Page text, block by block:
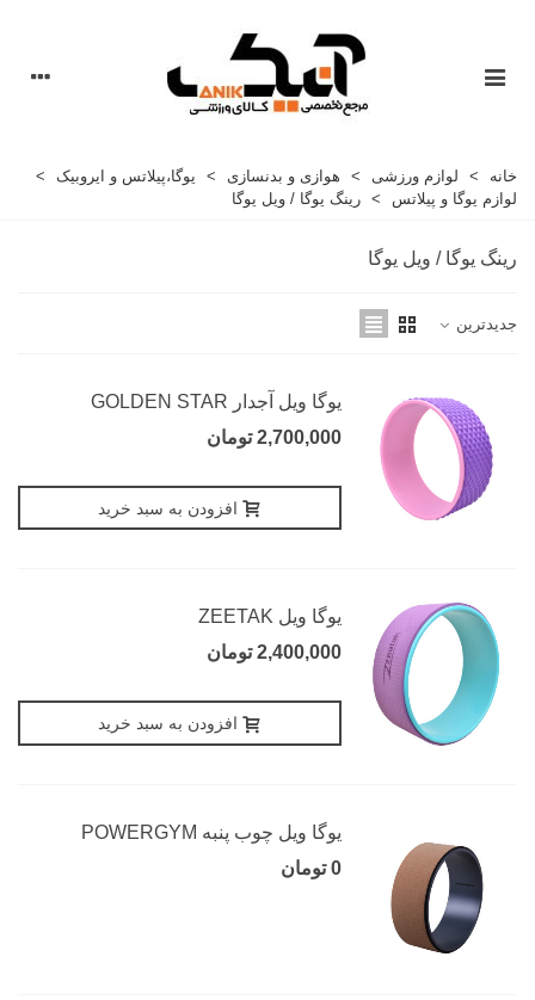
خانه > لوازم ورزشی > هوازی و بدنسازی > یوگا،پیلاتس و ایروبیک
>
لوازم یوگا و پیلاتس
> رینگ یوگا / ویل یوگا
رینگ یوگا / ویل یوگا
جدیدترین
یوگا ویل آجدار GOLDEN STAR
2,700,000 تومان
افزودن به سبد خرید
یوگا ویل ZEETAK
2,400,000 تومان
افزودن به سبد خرید
یوگا ویل چوب پنبه POWERGYM
0 تومان